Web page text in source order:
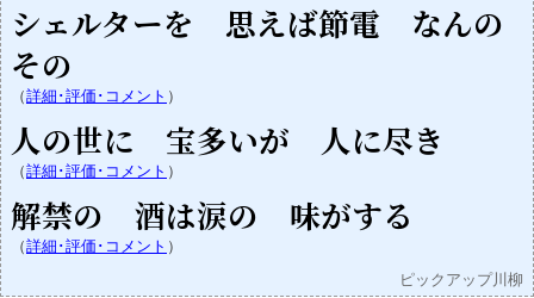
シェルターを 思えば節電 なんの
その
（詳細･評価･コメント ）
人の世に 宝多いが 人に尽き
（詳細･評価･コメント ）
解禁の 酒は涙の 味がする
（詳細･評価･コメント ）
ピックアップ川柳